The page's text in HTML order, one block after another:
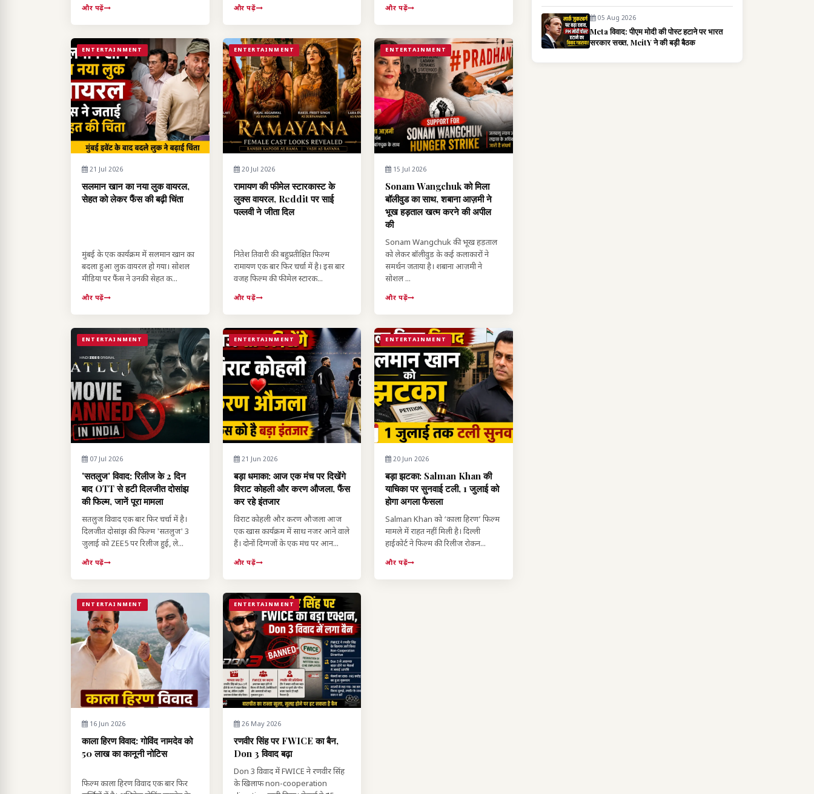
और पढ़ें और पढ़ें और पढ़ें
ENTERTAINMENT
21 Jul 2026
सलमान खान का नया लुक वायरल,
सेहत को लेकर फैंस की बढ़ी चिंता
मुंबई के एक कार्यक्रम में सलमान खान का
बदला हुआ लुक वायरल हो गया। सोशल
मीडिया पर फैंस ने उनकी सेहत क...
और पढ़ें
ENTERTAINMENT
20 Jul 2026
रामायण की फीमेल स्टारकास्ट के
लुक्स वायरल, Reddit पर साई
पल्लवी ने जीता दिल
नितेश तिवारी की बहुप्रतीक्षित फिल्म
रामायण एक बार फिर चर्चा में है। इस बार
वजह फिल्म की फीमेल स्टारक...
और पढ़ें
ENTERTAINMENT
15 Jul 2026
Sonam Wangchuk को मिला
बॉलीवुड का साथ, शबाना आज़मी ने
भूख हड़ताल खत्म करने की अपील
की
Sonam Wangchuk की भूख हड़ताल
को लेकर बॉलीवुड के कई कलाकारों ने
समर्थन जताया है। शबाना आज़मी ने
सोशल ...
और पढ़ें
ENTERTAINMENT
07 Jul 2026
'सतलुज' विवाद: रिलीज के 2 दिन
बाद OTT से हटी दिलजीत दोसांझ
की फिल्म, जानें पूरा मामला
सतलुज विवाद एक बार फिर चर्चा में है।
दिलजीत दोसांझ की फिल्म 'सतलुज' 3
जुलाई को ZEE5 पर रिलीज हुई, ले...
और पढ़ें
ENTERTAINMENT
21 Jun 2026
बड़ा धमाका: आज एक मंच पर दिखेंगे
विराट कोहली और करण औजला, फैंस
कर रहे इंतजार
विराट कोहली और करण औजला आज
एक खास कार्यक्रम में साथ नजर आने वाले
हैं। दोनों दिग्गजों के एक मंच पर आन...
और पढ़ें
ENTERTAINMENT
20 Jun 2026
बड़ा झटका: Salman Khan की
याचिका पर सुनवाई टली, 1 जुलाई को
होगा अगला फैसला
Salman Khan को ‘काला हिरण’ फिल्म
मामले में राहत नहीं मिली है। दिल्ली
हाईकोर्ट ने फिल्म की रिलीज रोकन...
और पढ़ें
ENTERTAINMENT
16 Jun 2026
काला हिरण विवाद: गोविंद नामदेव को
50 लाख का कानूनी नोटिस
फिल्म काला हिरण विवाद एक बार फिर
ENTERTAINMENT
26 May 2026
रणवीर सिंह पर FWICE का बैन,
Don 3 विवाद बढ़ा
Don 3 विवाद में FWICE ने रणवीर सिंह
के खिलाफ non-cooperation
05 Aug 2026
Meta विवाद: पीएम मोदी की पोस्ट हटाने पर भारत
सरकार सख्त, MeitY ने की बड़ी बैठक